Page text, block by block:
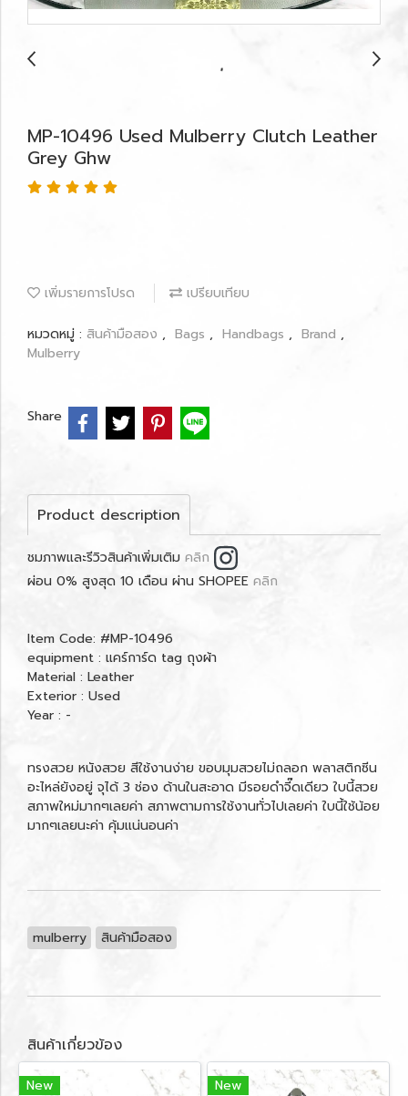
MP-10496 Used Mulberry Clutch Leather
Grey Ghw
เพิ่มรายการโปรด เปรียบเทียบ
หมวดหมู่ : สินค้ามือสอง , Bags , Handbags , Brand ,
Mulberry
Share
Product description
ชมภาพและรีวิวสินค้าเพิ่มเติม คลิก
ผ่อน 0% สูงสุด 10 เดือน ผ่าน SHOPEE คลิก
Item Code: #MP-10496
equipment : แคร์การ์ด tag ถุงผ้า
Material : Leather
Exterior : Used
Year : -
ทรงสวย หนังสวย สีใช้งานง่าย ขอบมุมสวยไม่ถลอก พลาสติกซีน
อะไหล่ยังอยู่ จุได้ 3 ช่อง ด้านในสะอาด มีรอยดำจี๊ดเดียว ใบนี้สวย
สภาพใหม่มากๆเลยค่า สภาพตามการใช้งานทั่วไปเลยค่า ใบนี้ใช้น้อย
มากๆเลยนะค่า คุ้มเเน่นอนค่า
mulberry สินค้ามือสอง
สินค้าเกี่ยวข้อง
New New